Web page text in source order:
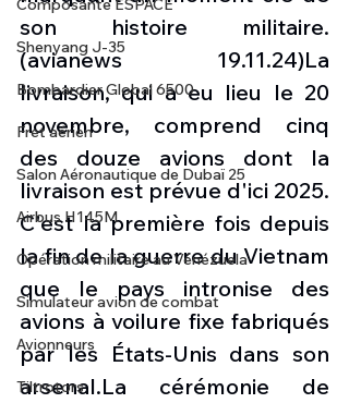
Composante ESPACE
Shenyang J-35
Bombardier Global 6500
Fret aérien
Salon Aéronautique de Dubaï 25
Airbus H145M
Opération militaire au Vénézuela
Simulateur avion de combat
Avionneurs
Tiltrotors
son histoire militaire.
(avianews 19.11.24)La
livraison, qui a eu lieu le 20
novembre, comprend cinq
des douze avions dont la
livraison est prévue d'ici 2025.
C'est la première fois depuis
la fin de la guerre du Vietnam
que le pays intronise des
avions à voilure fixe fabriqués
par les États-Unis dans son
arsenal.La cérémonie de